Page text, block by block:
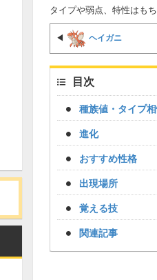
タイプや弱点、特性はも
◀ ヘイガニ
目次
種族値・タイプ
進化
おすすめ性格
出現場所
覚える技
関連記事